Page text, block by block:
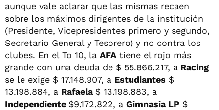
aunque vale aclarar que las mismas recaen
sobre los máximos dirigentes de la institución
(Presidente, Vicepresidentes primero y segundo,
Secretario General y Tesorero) y no contra los
clubes. En el To 10, la AFA tiene el rojo más
grande con una deuda de $ 55.866.217, a Racing
se le exige $ 17.148.907, a Estudiantes $
13.198.884, a Rafaela $ 13.198.883, a
Independiente $9.172.822, a Gimnasia LP $